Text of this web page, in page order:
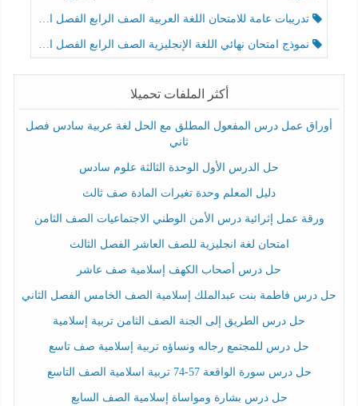
تدريبات عامة للامتحان اللغة العربية الصف الرابع الفصل الثالث
نموذج امتحان نهائي اللغة الإنجليزية الصف الرابع الفصل الثالث
أكثر الملفات تحميلا
أوراق عمل درس المفعول المطلق مع الحل لغة عربية سادس فصل
ثاني
حل الدرس الأول الوحدة الثالثة علوم سادس
دليل المعلم وحدة تغيرات المادة صف ثالث
ورقة عمل إثرائية درس الأمن الوطني الاجتماعيات الصف الثامن
امتحان لغة انجليزية للصف العاشر الفصل الثالث
حل درس أصحاب الكهف إسلامية صف عاشر
حل درس فاطمة بنت عبدالملك إسلامية الصف الخامس الفصل الثاني
حل درس الطريق إلى الجنة الصف الثامن تربية إسلامية
حل درس للمجتمع رجاله ونساؤه تربية إسلامية صف تاسع
حل درس سورة الواقعة 57-74 تربية اسلامية الصف التاسع
حل درس بشارة ومواساة إسلامية الصف السابع